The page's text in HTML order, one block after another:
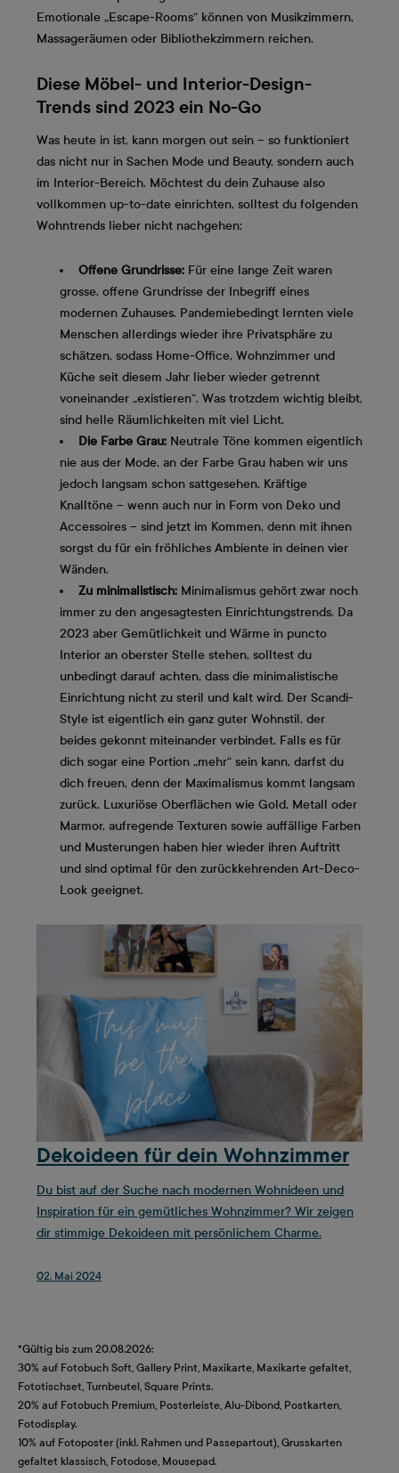
Emotionale „Escape-Rooms“ können von Musikzimmern,
Massageräumen oder Bibliothekzimmern reichen.
Diese Möbel- und Interior-Design-
Trends sind 2023 ein No-Go
Was heute in ist, kann morgen out sein – so funktioniert
das nicht nur in Sachen Mode und Beauty, sondern auch
im Interior-Bereich. Möchtest du dein Zuhause also
vollkommen up-to-date einrichten, solltest du folgenden
Wohntrends lieber nicht nachgehen:
Offene Grundrisse:Für eine lange Zeit waren
grosse, offene Grundrisse der Inbegriff eines
modernen Zuhauses. Pandemiebedingt lernten viele
Menschen allerdings wieder ihre Privatsphäre zu
schätzen, sodass Home-Office, Wohnzimmer und
Küche seit diesem Jahr lieber wieder getrennt
voneinander „existieren“. Was trotzdem wichtig bleibt,
sind helle Räumlichkeiten mit viel Licht.
Die Farbe Grau:Neutrale Töne kommen eigentlich
nie aus der Mode, an der Farbe Grau haben wir uns
jedoch langsam schon sattgesehen. Kräftige
Knalltöne – wenn auch nur in Form von Deko und
Accessoires – sind jetzt im Kommen, denn mit ihnen
sorgst du für ein fröhliches Ambiente in deinen vier
Wänden.
Zu minimalistisch:Minimalismus gehört zwar noch
immer zu den angesagtesten Einrichtungstrends. Da
2023 aber Gemütlichkeit und Wärme in puncto
Interior an oberster Stelle stehen, solltest du
unbedingt darauf achten, dass die minimalistische
Einrichtung nicht zu steril und kalt wird. Der Scandi-
Style ist eigentlich ein ganz guter Wohnstil, der
beides gekonnt miteinander verbindet. Falls es für
dich sogar eine Portion „mehr“ sein kann, darfst du
dich freuen, denn der Maximalismus kommt langsam
zurück. Luxuriöse Oberflächen wie Gold, Metall oder
Marmor, aufregende Texturen sowie auffällige Farben
und Musterungen haben hier wieder ihren Auftritt
und sind optimal für den zurückkehrenden Art-Deco-
Look geeignet.
Dekoideen für dein Wohnzimmer
Du bist auf der Suche nach modernen Wohnideen und
Inspiration für ein gemütliches Wohnzimmer? Wir zeigen
dir stimmige Dekoideen mit persönlichem Charme.
02. Mai 2024
*Gültig bis zum 20.08.2026:
30% auf Fotobuch Soft, Gallery Print, Maxikarte, Maxikarte gefaltet,
Fototischset, Turnbeutel, Square Prints.
20% auf Fotobuch Premium, Posterleiste, Alu-Dibond, Postkarten,
Fotodisplay.
10% auf Fotoposter (inkl. Rahmen und Passepartout), Grusskarten
gefaltet klassisch, Fotodose, Mousepad.